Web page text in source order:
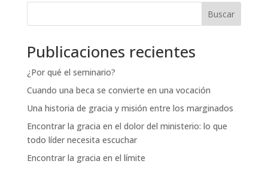
Buscar
Publicaciones recientes
¿Por qué el seminario?
Cuando una beca se convierte en una vocación
Una historia de gracia y misión entre los marginados
Encontrar la gracia en el dolor del ministerio: lo que
todo líder necesita escuchar
Encontrar la gracia en el límite